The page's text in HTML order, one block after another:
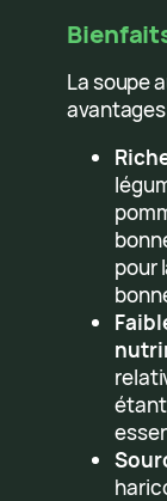
La soupe
pour